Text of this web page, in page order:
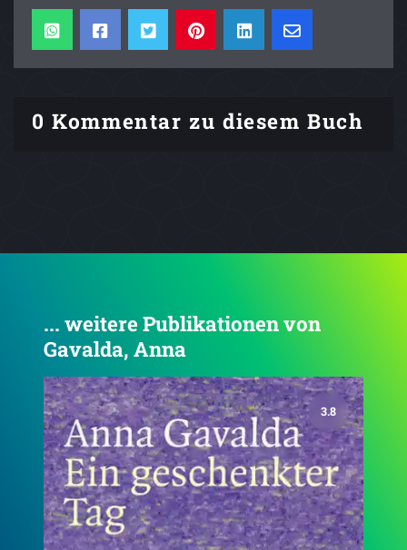
0 Kommentar zu diesem Buch
... weitere Publikationen von
Gavalda, Anna
4.2